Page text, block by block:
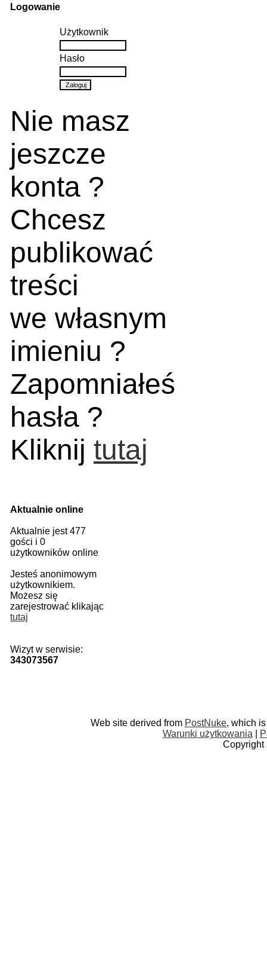
Logowanie
Użytkownik
Hasło
Nie masz
jeszcze
konta ?
Chcesz
publikować
treści
we własnym
imieniu ?
Zapomniałeś
hasła ?
Kliknij tutaj
Aktualnie online
Aktualnie jest 477
gości i 0
użytkowników online
Jesteś anonimowym
użytkownikiem.
Możesz się
zarejestrować klikając
tutaj
Wizyt w serwisie:
343073567
Web site derived from PostNuke, which
Warunki użytkowania
Copyright